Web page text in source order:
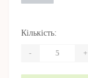
Кількість:
- +